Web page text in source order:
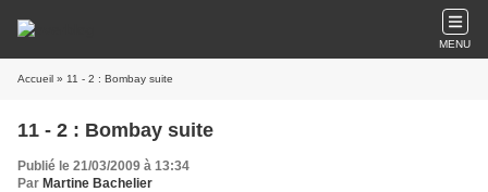
MENU
Accueil » 11 - 2 : Bombay suite
11 - 2 : Bombay suite
Publié le 21/03/2009 à 13:34
Par Martine Bachelier